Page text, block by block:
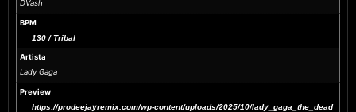
DVash
BPM
130 / Tribal
Artista
Lady Gaga
Preview
https://prodeejayremix.com/wp-content/uploads/2025/10/lady_gaga_the_dead